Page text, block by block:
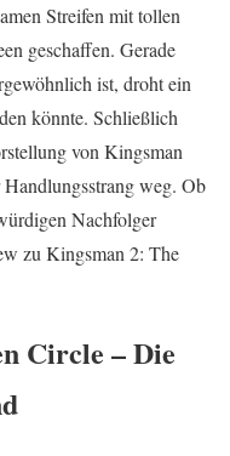
Streifen mit tollen
geschaffen. Gerade
ist, droht ein
könnte. Schließlich
von Kingsman
weg. Ob
Nachfolger
zu Kingsman 2: The
Circle – Die